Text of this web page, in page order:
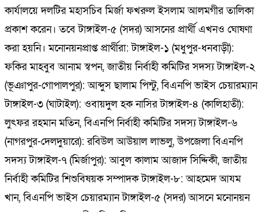
কার্যালয়ে দলটির মহাসচিব মির্জা ফখরুল ইসলাম আলমগীর তালিকা
প্রকাশ করেন। তবে টাঙ্গাইল-৫ (সদর) আসনের প্রার্থী এখনও ঘোষণা
করা হয়নি। মনোনয়নপ্রাপ্ত প্রার্থীরা: টাঙ্গাইল-১ (মধুপুর-ধনবাড়ী):
ফকির মাহবুব আনাম স্বপন, জাতীয় নির্বাহী কমিটির সদস্য টাঙ্গাইল-২
(ভূঞাপুর-গোপালপুর): আব্দুস ছালাম পিন্টু, বিএনপি ভাইস চেয়ারম্যান
টাঙ্গাইল-৩ (ঘাটাইল): ওবায়দুল হক নাসির টাঙ্গাইল-৪ (কালিহাতী):
লুৎফর রহমান মতিন, বিএনপি নির্বাহী কমিটির সদস্য টাঙ্গাইল-৬
(নাগরপুর-দেলদুয়ারে): রবিউল আউয়াল লাভলু, উপজেলা বিএনপি
সদস্য টাঙ্গাইল-৭ (মির্জাপুর): আবুল কালাম আজাদ সিদ্দিকী, জাতীয়
নির্বাহী কমিটির শিশুবিষয়ক সম্পাদক টাঙ্গাইল-৮: আহমেদ আযম
খান, বিএনপি ভাইস চেয়ারম্যান টাঙ্গাইল-৫ (সদর) আসনে মনোনয়ন